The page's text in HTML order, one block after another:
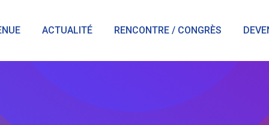
ACTUALITÉ RENCONTRE / CONGRÈS